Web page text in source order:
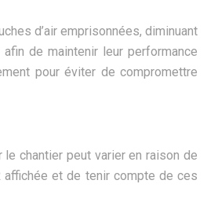
d’air emprisonnées, diminuant
de maintenir leur performance
pour éviter de compromettre
chantier peut varier en raison de
affichée et de tenir compte de ces